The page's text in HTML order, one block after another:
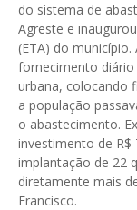
do sistema de
Agreste e
(ETA) do
fornecimento diário
urbana, colocando
a população
o abastecimento.
investimento de
implantação de 22
diretamente mais
Francisco.